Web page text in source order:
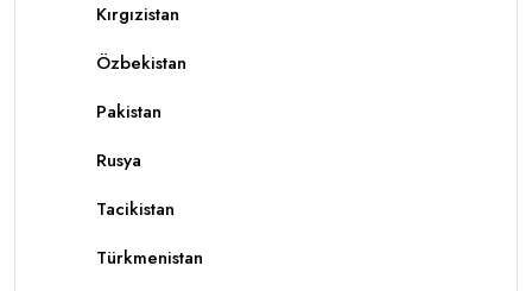
Kırgızistan
Özbekistan
Pakistan
Rusya
Tacikistan
Türkmenistan